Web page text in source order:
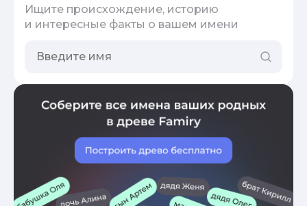
Ищите происхождение, историю
и интересные факты о вашем имени